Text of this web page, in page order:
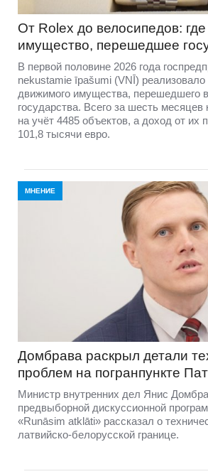
От Rolex до велосипедов:
имущество, перешедшее
В первой половине 2026 года
nekustamie īpašumi (VNĪ)
движимого имущества, перешедшего
государства. Всего за шесть месяцев
на учёт 4485 объектов, а доход от их
101,8 тысячи евро.
МНЕНИЕ
Домбравa раскрыл детали
проблем на погранпункте
Министр внутренних дел Янис
предвыборной дискуссионной
«Runāsim atklāti» рассказал о
латвийско-белорусской границе.